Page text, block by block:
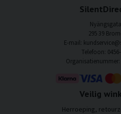
295 39
E-mail:
Telefoon:
Organisatienummer:
Veilig
Herroeping,